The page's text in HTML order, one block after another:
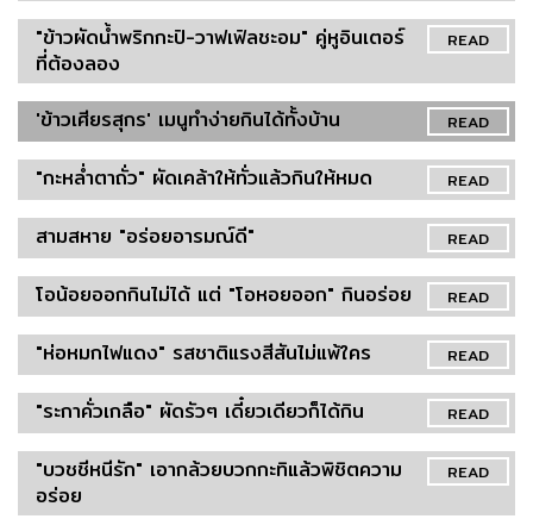
READ
"ข้าวผัดน้ำพริกกะปิ-วาฟเฟิลชะอม" คู่หูอินเตอร์
ที่ต้องลอง
READ
'ข้าวเศียรสุกร' เมนูทำง่ายกินได้ทั้งบ้าน
READ
"กะหล่ำตาถั่ว" ผัดเคล้าให้ทั่วแล้วกินให้หมด
READ
สามสหาย "อร่อยอารมณ์ดี"
READ
โอน้อยออกกินไม่ได้ แต่ "โอหอยออก" กินอร่อย
READ
"ห่อหมกไฟแดง" รสชาติแรงสีสันไม่แพ้ใคร
READ
"ระกาคั่วเกลือ" ผัดรัวๆ เดี๋ยวเดียวก็ได้กิน
READ
"บวชชีหนีรัก" เอากล้วยบวกกะทิแล้วพิชิตความ
อร่อย